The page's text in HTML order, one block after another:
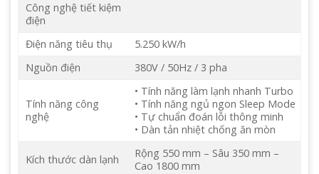
Công nghệ tiết kiệm
điện
Điện năng tiêu thụ
5.250 kW/h
Nguồn điện
380V / 50Hz / 3 pha
Tính năng công
nghệ
• Tính năng làm lạnh nhanh Turbo
• Tính năng ngủ ngon Sleep Mode
• Tự chuẩn đoán lỗi thông minh
• Dàn tản nhiệt chống ăn mòn
Kích thước dàn lạnh
Rộng 550 mm – Sâu 350 mm –
Cao 1800 mm